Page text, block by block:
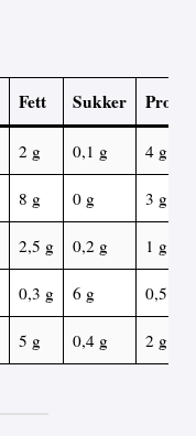
Fett Sukker
2 g 0,1 g 4 g
8 g 0 g 3 g
2,5 g 0,2 g 1 g
0,3 g 6 g 0,5 g
5 g 0,4 g 2 g